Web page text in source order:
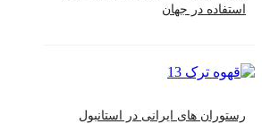
استفاده در جهان
رستوران های ایرانی در استانبول